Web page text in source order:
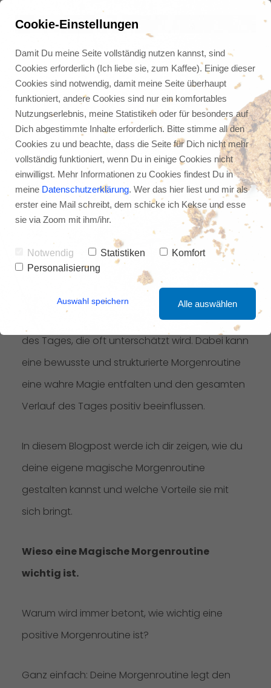
Warum eine
Morgenroutine dein
Leben verändern kann:
Ein Leitfaden
Die Morgenroutine ist eine entscheidende Phase
des Tages, die oft unterschätzt wird. Dabei kann
eine bewusste und strukturierte Morgenroutine
eine wahre Magie entfalten und den gesamten
Verlauf des Tages positiv beeinflussen.
In diesem Blogpost werde ich dir zeigen, wie du
deine eigene magische Morgenroutine
gestalten kannst und welche Vorteile sie mit
sich bringt.
Wieso eine Magische Morgenroutine
wichtig ist.
Warum wird immer betont, wie wichtig eine
positive Morgenroutine ist?
Ganz einfach: Deine Morgenroutine legt den
Cookie-Einstellungen
Damit Du meine Seite vollständig nutzen kannst, sind
Cookies erforderlich (Ich liebe sie, zum Kaffee). Einige dieser
Cookies sind notwendig, damit meine Seite überhaupt
funktioniert, andere Cookies sind nur ein komfortables
Nutzungserlebnis, meine Statistiken oder für besonders auf
Dich abgestimmte Inhalte erforderlich. Bitte stimme all den
Cookies zu und beachte, dass die Seite für Dich nicht mehr
vollständig funktioniert, wenn Du in einige Cookies nicht
einwilligst. Mehr Informationen zu Cookies findest Du in
meine Datenschutzerklärung. Wer das hier liest und mir als
erster eine Mail schreibt, dem schicke ich Kekse und esse
sie via Zoom mit ihm/ihr.
Notwendig Statistiken
Komfort
Personalisierung
Auswahl speichern Alle auswählen